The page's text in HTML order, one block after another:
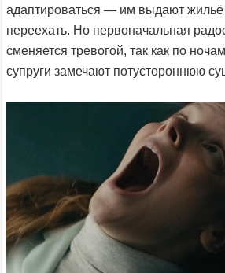
адаптироваться — им выдают жильё
переехать. Но первоначальная
сменяется тревогой, так как по
супруги замечают потустороннюю